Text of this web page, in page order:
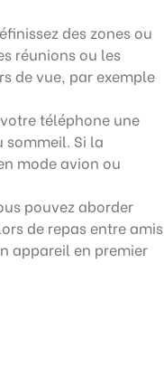
des zones ou
réunions ou les
de vue, par exemple
téléphone une
Si la
mode avion ou
pouvez aborder
de repas entre amis
appareil en premier